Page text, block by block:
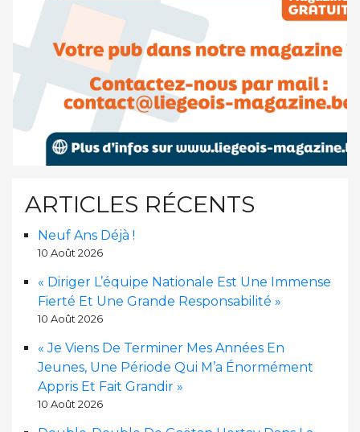
ARTICLES RÉCENTS
Neuf Ans Déjà !
10 Août 2026
« Diriger L’équipe Nationale Est Une Immense
Fierté Et Une Grande Responsabilité »
10 Août 2026
« Je Viens De Terminer Mes Années En
Jeunes, Une Période Qui M’a Énormément
Appris Et Fait Grandir »
10 Août 2026